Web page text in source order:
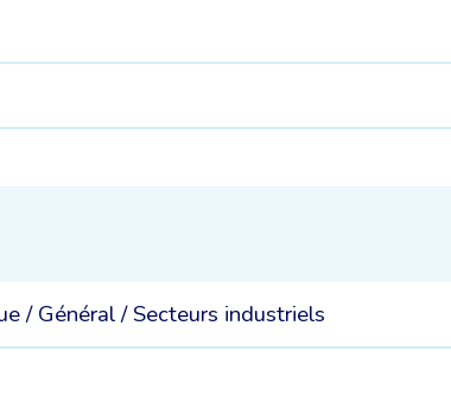
/Général /Secteurs industriels